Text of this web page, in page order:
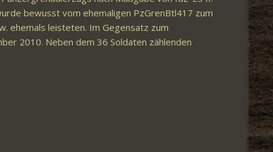
bewusst vom ehemaligen PzGrenBtl417 zum
ehemals leisteten. Im Gegensatz zum
2010. Neben dem 36 Soldaten zählenden